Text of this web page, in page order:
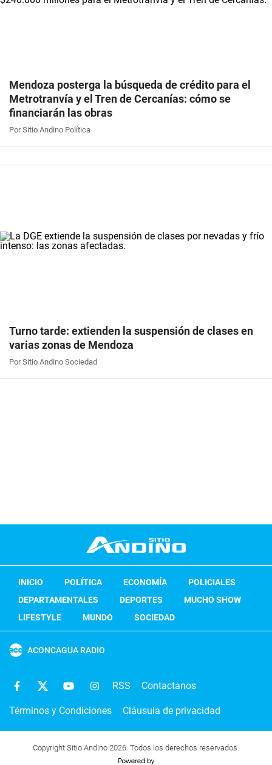
Mendoza posterga la búsqueda de crédito para el
Metrotranvía y el Tren de Cercanías: cómo se
financiarán las obras
Por Sitio Andino Política
Turno tarde: extienden la suspensión de clases en
varias zonas de Mendoza
Por Sitio Andino Sociedad
INICIO POLÍTICA ECONOMÍA
POLICIALES
DEPARTAMENTALES
DEPORTES
MUCHO SHOW
LIFESTYLE
MUNDO SOCIEDAD
ACONCAGUA RADIO
RSS Contactanos
Términos y Condiciones Cláusula de privacidad
Copyright Sitio Andino 2026. Todos los derechos reservados.